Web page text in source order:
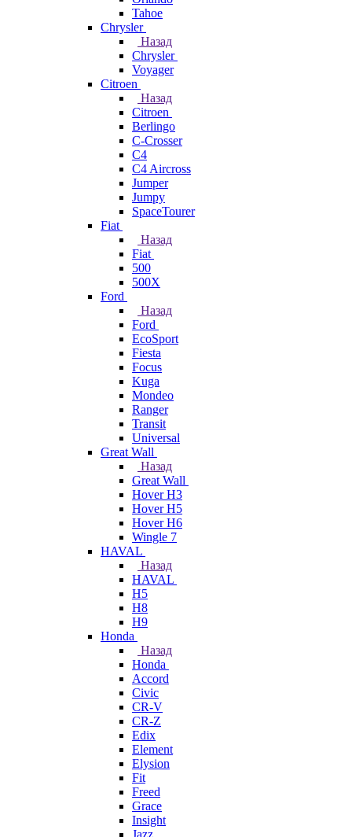
Tahoe
Chrysler
Назад
Chrysler
Voyager
Citroen
Назад
Citroen
Berlingo
C-Crosser
C4
C4 Aircross
Jumper
Jumpy
SpaceTourer
Fiat
Назад
Fiat
500
500X
Ford
Назад
Ford
EcoSport
Fiesta
Focus
Kuga
Mondeo
Ranger
Transit
Universal
Great Wall
Назад
Great Wall
Hover H3
Hover H5
Hover H6
Wingle 7
HAVAL
Назад
HAVAL
H5
H8
H9
Honda
Назад
Honda
Accord
Civic
CR-V
CR-Z
Edix
Element
Elysion
Fit
Freed
Grace
Insight
Jazz